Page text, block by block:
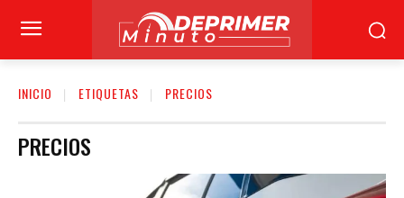
INICIO ETIQUETAS PRECIOS
PRECIOS